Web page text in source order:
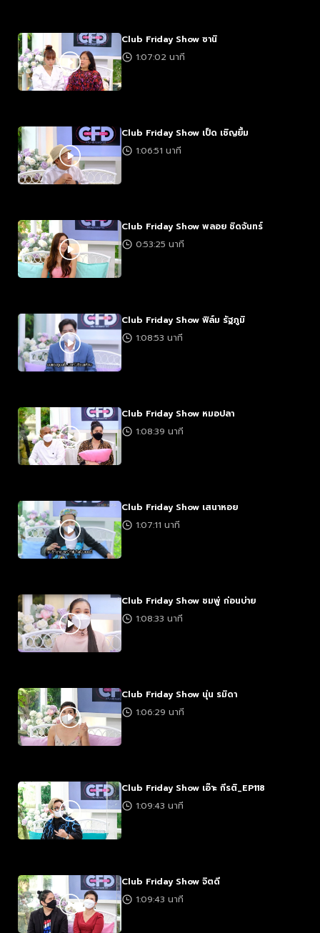
Club Friday Show ซานิ
1:07:02 นาที
Club Friday Show เป็ด เชิญยิ้ม
1:06:51 นาที
Club Friday Show พลอย ชิดจันทร์
0:53:25 นาที
Club Friday Show ฟิล์ม รัฐภูมิ
1:08:53 นาที
Club Friday Show หมอปลา
1:08:39 นาที
Club Friday Show เสนาหอย
1:07:11 นาที
Club Friday Show ชมพู่ ก่อนบ่าย
1:08:33 นาที
Club Friday Show นุ่น รมิดา
1:06:29 นาที
Club Friday Show เอ๊าะ กีรติ_EP118
1:09:43 นาที
Club Friday Show จิตดี
1:09:43 นาที